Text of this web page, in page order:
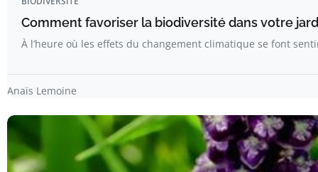
Comment favoriser la biodiversité dans votre
À l’heure où les effets du changement climatique se font
Anaïs Lemoine